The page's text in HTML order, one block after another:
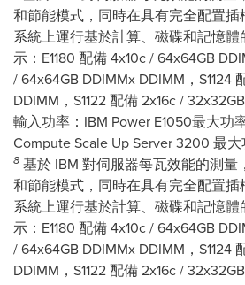
和節能模式，同時在具有完全配置插
系統上運行基於計算、磁碟和記憶
示：E1180 配備 4x10c / 64x64GB
/ 64x64GB DDIMMx DDIMM，S1124
DDIMM，S1122 配備 2x16c /
輸入功率：IBM Power E1050最大功
Compute Scale Up Server 3200 最大
8 基於 IBM 對伺服器每瓦效能的測
和節能模式，同時在具有完全配置插
系統上運行基於計算、磁碟和記憶
示：E1180 配備 4x10c / 64x64GB
/ 64x64GB DDIMMx DDIMM，S1124
DDIMM，S1122 配備 2x16c / 32x32GB